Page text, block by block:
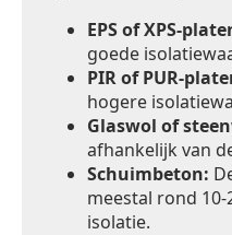
EPS of XPS-
goede
PIR of PUR-
hogere
Glaswol of
afhankelijk van
Schuimbeton:
meestal rond
isolatie.